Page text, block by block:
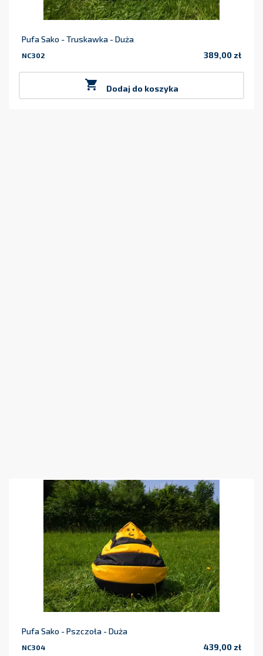
Pufa Sako - Truskawka - Duża
NC302 389,00 zł
 Dodaj do koszyka
Pufa Sako - Pszczoła - Duża
NC304 439,00 zł